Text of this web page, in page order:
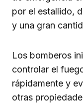
por el estallido,
y una gran
Los bomberos
controlar el
rápidamente y
otras